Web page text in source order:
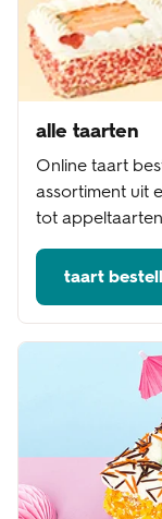
alle taarten
Online taart
assortiment uit
tot
taart